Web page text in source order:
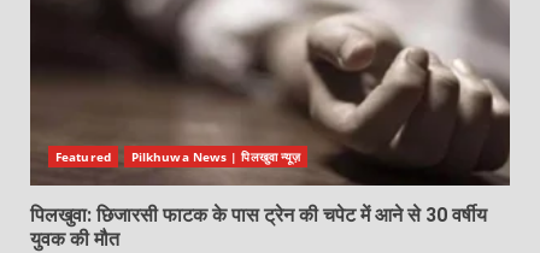
Featured Pilkhuwa News | पिलखुवा न्यूज़
पिलखुवा: छिजारसी फाटक के पास ट्रेन की चपेट में आने से 30 वर्षीय
युवक की मौत